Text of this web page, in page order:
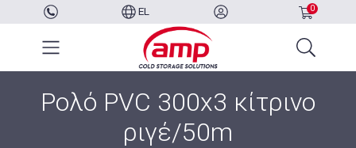
EL 0
Ρολό PVC 300x3 κίτρινο
ριγέ/50m